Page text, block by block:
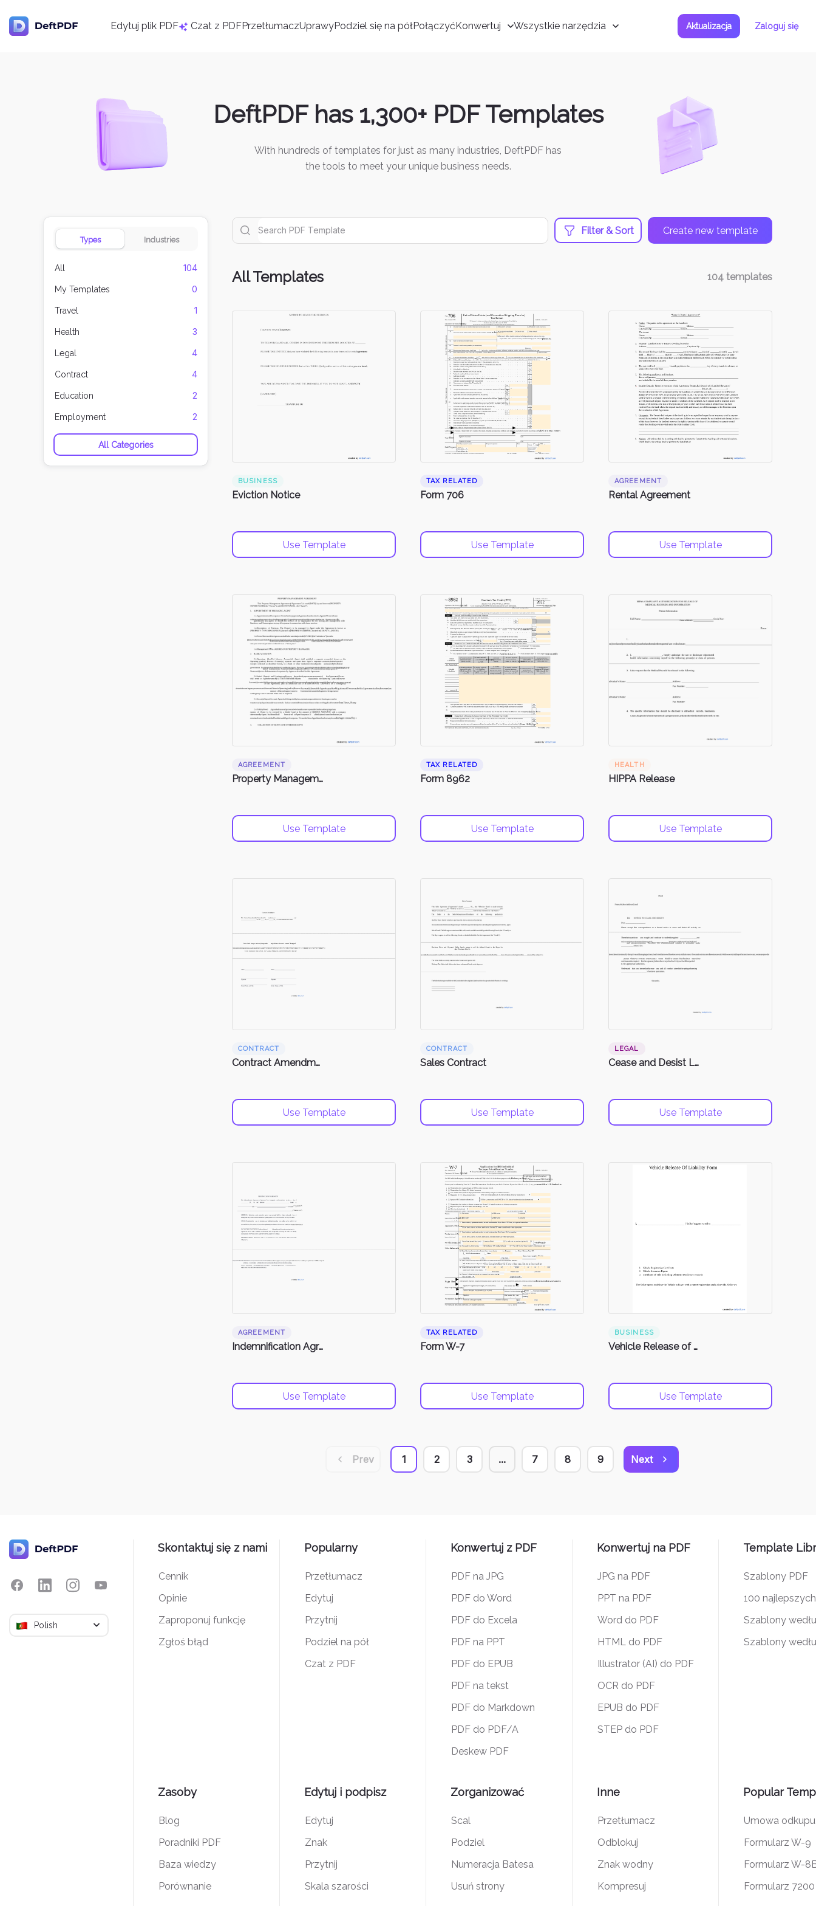
Edytuj plik PDF Czat z PDFPrzetłumaczUprawyPodziel się na półPołączyćKonwertuj Wszystkie narzędzia Aktualizacja Zaloguj się
DeftPDF has 1,300+ PDF Templates
With hundreds of templates for just as many industries, DeftPDF has
the tools to meet your unique business needs.
Types Industries
All 104
My Templates 0
Travel 1
Health 3
Legal 4
Contract 4
Education 2
Employment 2
All Categories
Filter & Sort Create new template
All Templates 104 templates
BUSINESS
Eviction Notice
Use Template
TAX RELATED
Form 706
Use Template
AGREEMENT
Rental Agreement
Use Template
AGREEMENT
Property Management Agreement
Use Template
TAX RELATED
Form 8962
Use Template
HEALTH
HIPPA Release
Use Template
CONTRACT
Contract Amendments
Use Template
CONTRACT
Sales Contract
Use Template
LEGAL
Cease and Desist Letter
Use Template
AGREEMENT
Indemnification Agreement
Use Template
TAX RELATED
Form W-7
Use Template
BUSINESS
Vehicle Release of Liability Form
Use Template
Prev 1 2 3 ... 7 8 9 Next
Polish
Skontaktuj się z nami
Cennik
Opinie
Zaproponuj funkcję
Zgłoś błąd
Zasoby
Blog
Poradniki PDF
Baza wiedzy
Porównanie
Popularny
Przetłumacz
Edytuj
Przytnij
Podziel na pół
Czat z PDF
Edytuj i podpisz
Edytuj
Znak
Przytnij
Skala szarości
Konwertuj z PDF
PDF na JPG
PDF do Word
PDF do Excela
PDF na PPT
PDF do EPUB
PDF na tekst
PDF do Markdown
PDF do PDF/A
Deskew PDF
Zorganizować
Scal
Podziel
Numeracja Batesa
Usuń strony
Konwertuj na PDF
JPG na PDF
PPT na PDF
Word do PDF
HTML do PDF
Illustrator (AI) do PDF
OCR do PDF
EPUB do PDF
STEP do PDF
Inne
Przetłumacz
Odblokuj
Znak wodny
Kompresuj
Template
Szablony PDF
100
Szablony
Szablony
Popular
Umowa odkupu
Formularz W-9
Formularz W-
Formularz 7200